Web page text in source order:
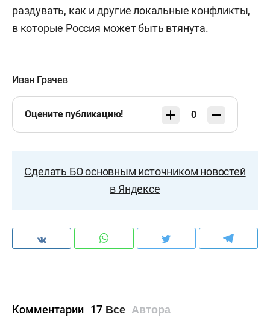
раздувать, как и другие локальные конфликты,
в которые Россия может быть втянута.
Иван Грачев
Оцените публикацию! 0
Сделать БО основным источником новостей
в Яндексе
Комментарии 17 Все Автора